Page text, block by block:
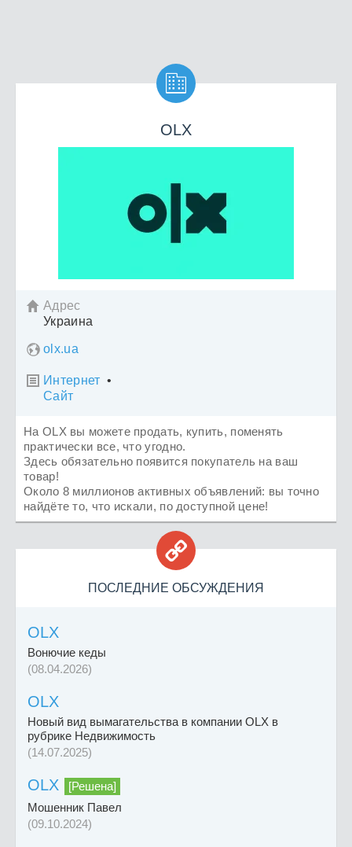

OLX
 Адрес
Украина
olx.ua
 Интернет •
Сайт
На OLX вы можете продать, купить, поменять
практически все, что угодно.
Здесь обязательно появится покупатель на ваш
товар!
Около 8 миллионов активных объявлений: вы точно
найдёте то, что искали, по доступной цене!

ПОСЛЕДНИЕ ОБСУЖДЕНИЯ
OLX
Вонючие кеды
(08.04.2026)
OLX
Новый вид вымагательства в компании OLX в
рубрике Недвижимость
(14.07.2025)
OLX
[Решена]
Мошенник Павел
(09.10.2024)